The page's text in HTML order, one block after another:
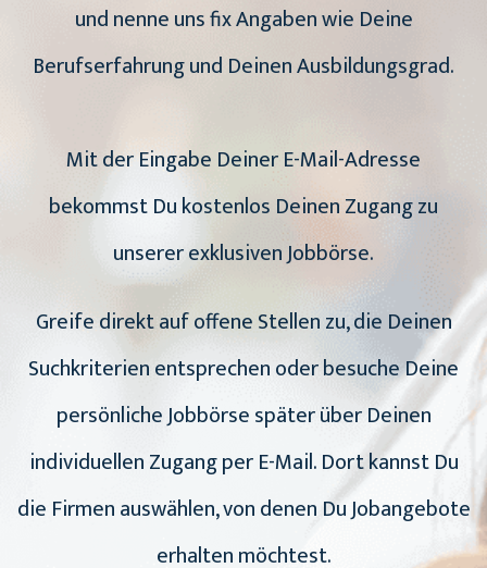
und nenne uns fix Angaben wie Deine
Berufserfahrung und Deinen Ausbildungsgrad.
Mit der Eingabe Deiner E-Mail-Adresse
bekommst Du kostenlos Deinen Zugang zu
unserer exklusiven Jobbörse.
Greife direkt auf offene Stellen zu, die Deinen
Suchkriterien entsprechen oder besuche Deine
persönliche Jobbörse später über Deinen
individuellen Zugang per E-Mail. Dort kannst Du
die Firmen auswählen, von denen Du Jobangebote
erhalten möchtest.